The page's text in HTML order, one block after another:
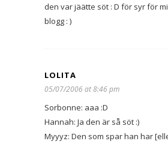
den var jäätte söt : D för syr för
blogg : )
LOLITA
05/07/2006 at 8:46 pm
Sorbonne: aaa :D
Hannah: Ja den är så söt :)
Myyyz: Den som spar han har